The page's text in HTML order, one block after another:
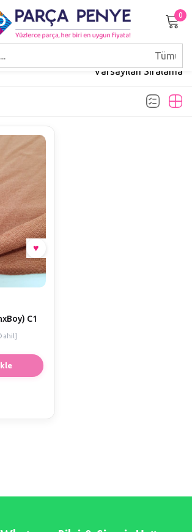
0
Varsayılan Sıralama
C1
Giriş Yap
HESAP OLUŞTUR